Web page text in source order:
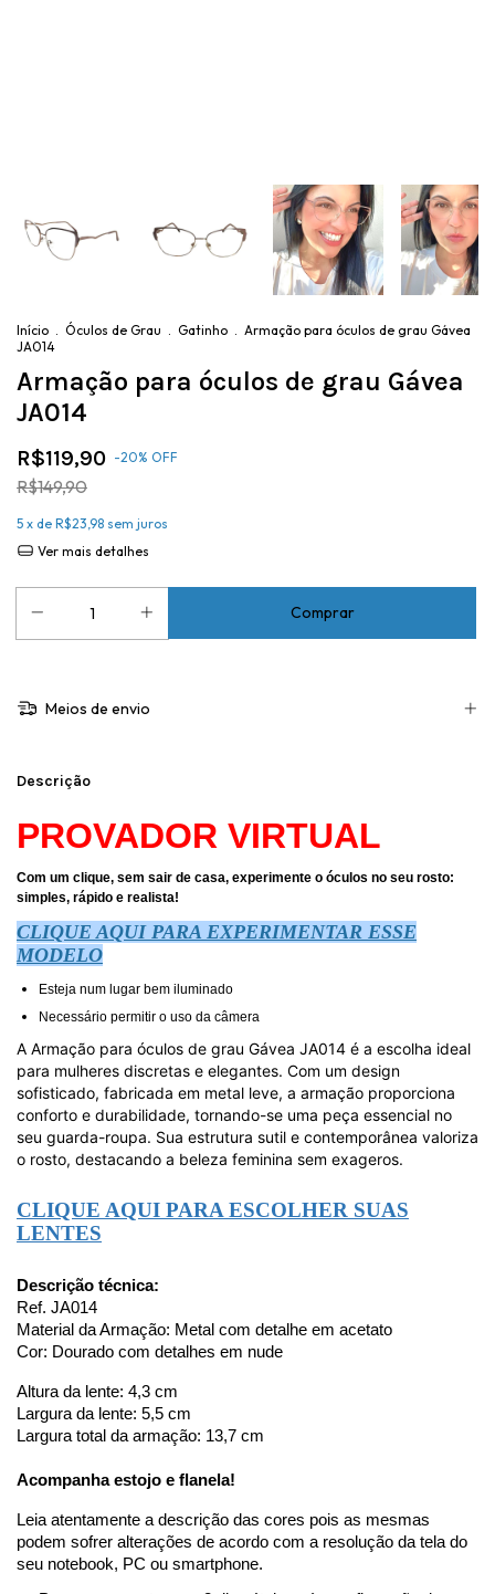
Início Óculos de Grau Gatinho
Armação para óculos de grau Gávea
JA014
Armação para óculos de grau Gávea
JA014
R$119,90 -20% OFF
R$149,90
5 x de R$23,98 sem juros
Ver mais detalhes
Meios de envio
Descrição
PROVADOR VIRTUAL
Com um clique, sem sair de casa, experimente o óculos no seu rosto:
simples, rápido e realista!
CLIQUE AQUI PARA EXPERIMENTAR ESSE
MODELO
Esteja num lugar bem iluminado
Necessário permitir o uso da câmera
A Armação para óculos de grau Gávea JA014 é a escolha ideal
para mulheres discretas e elegantes. Com um design
sofisticado, fabricada em metal leve, a armação proporciona
conforto e durabilidade, tornando-se uma peça essencial no
seu guarda-roupa. Sua estrutura sutil e contemporânea valoriza
o rosto, destacando a beleza feminina sem exageros.
CLIQUE AQUI PARA ESCOLHER SUAS
LENTES
Descrição técnica:
Ref. JA014
Material da Armação: Metal com detalhe em acetato
Cor: Dourado com detalhes em nude
Altura da lente: 4,3 cm
Largura da lente: 5,5 cm
Largura total da armação: 13,7 cm
Acompanha estojo e flanela!
Leia atentamente a descrição das cores pois as mesmas
podem sofrer alterações de acordo com a resolução da tela do
seu notebook, PC ou smartphone.